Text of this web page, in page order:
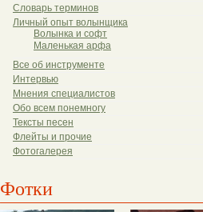
Словарь терминов
Личный опыт волынщика
Волынка и софт
Маленькая арфа
Все об инструменте
Интервью
Мнения специалистов
Обо всем понемногу
Тексты песен
Флейты и прочие
Фотогалерея
Фотки